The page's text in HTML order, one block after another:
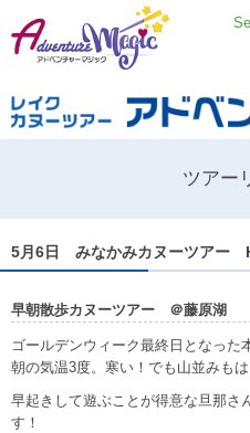
ツアー
5月6日 みなかみカヌーツアー
早朝散歩カヌーツアー ＠藤原湖
ゴールデンウィーク最終日となった
朝の気温3度。寒い！でも山並みも
早起きして遊ぶことが得意な旦那さ
す！